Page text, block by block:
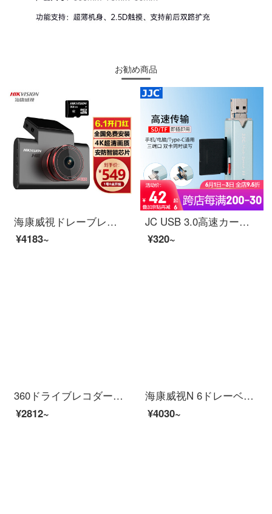
お勧め商品
海康威視ドレーブレコダスC 6 S 4 K超ハイビアンナイトに800万画素のインテックスサウンドを制御するIPSスクリーンセキュリティチップ4 GリモトートSONY传感5 GIGI関连
¥4183~
JC USB 3.0高速カードリーダーSD TFカード多特徴高速ファーウェイソニーカメラドライヴレコーダDAーType-C携帯多合一【簡約青】ダブルカード読み三インターフェースを合わせてOTGをサポートします。
¥320~
360ドライブレコダーG 300 pro 1296 pハビビビアン非表示マイクロライト夜見ワイヤレー速度電子犬一体ブラックグレー
¥2812~
海康威视N 6ドレーベルダ・ハイビアン夜見の前後に二重レーンズメディックをダブル録画しました。
¥4030~